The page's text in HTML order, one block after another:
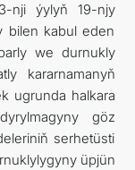
nji ýylyň 19-njy
bilen kabul eden
we durnukly
kararnamanyň
ugrunda halkara
göz
serhetüsti
üpjün